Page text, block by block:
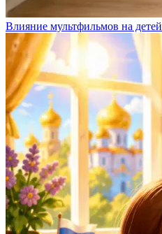
Влияние мультфильмов на детей